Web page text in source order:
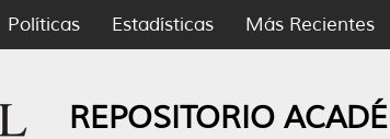
Políticas Estadísticas Más Recientes
REPOSITORIO